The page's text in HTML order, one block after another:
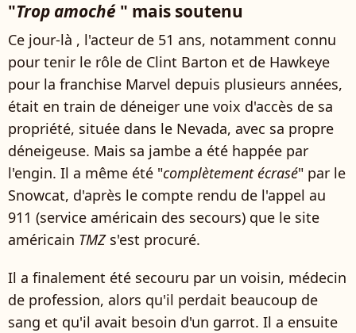
"Trop amoché " mais soutenu
Ce jour-là , l'acteur de 51 ans, notamment connu
pour tenir le rôle de Clint Barton et de Hawkeye
pour la franchise Marvel depuis plusieurs années,
était en train de déneiger une voix d'accès de sa
propriété, située dans le Nevada, avec sa propre
déneigeuse. Mais sa jambe a été happée par
l'engin. Il a même été "complètement écrasé" par le
Snowcat, d'après le compte rendu de l'appel au
911 (service américain des secours) que le site
américain TMZs'est procuré.
Il a finalement été secouru par un voisin, médecin
de profession, alors qu'il perdait beaucoup de
sang et qu'il avait besoin d'un garrot. Il a ensuite